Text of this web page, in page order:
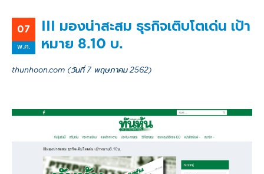
07
พ.ค.
III มองน่าสะสม ธุรกิจเติบโตเด่น เป้า
หมาย 8.10 บ.
thunhoon.com (วันที่ 7 พฤษภาคม 2562)